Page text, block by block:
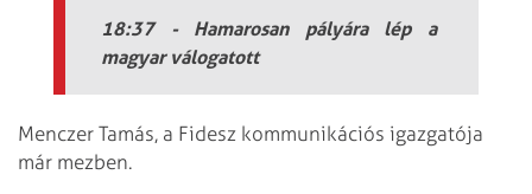
18:37 - Hamarosan pályára lép a
magyar válogatott
Menczer Tamás, a Fidesz kommunikációs igazgatója
már mezben.